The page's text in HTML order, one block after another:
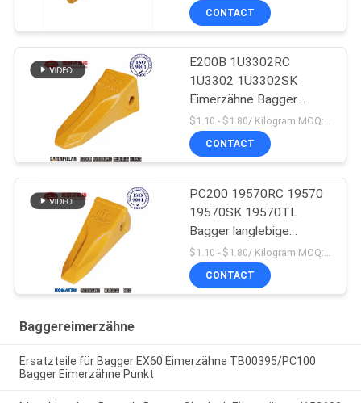
CONTACT
E200B 1U3302RC
1U3302 1U3302SK
Eimerzähne Bagger
Massenproduktion
$1.10 - $1.80/ Kilogram MOQ:100 Kilogram/Kilograms
CONTACT
PC200 19570RC 19570
19570SK 19570TL
Bagger langlebige
Eimerzähne für Komatsu$1.10 - $1.80/ Kilogram MOQ:100 Kilogramm/Kilogramm
CONTACT
Baggereimerzähne
Ersatzteile für Bagger EX60 Eimerzähne TB00395/PC100
Bagger Eimerzähne Punkt